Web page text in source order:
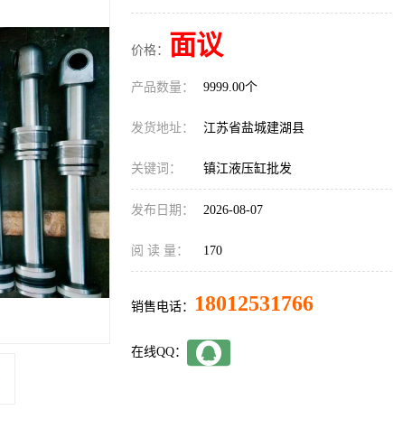
价格： 面议
产品数量： 9999.00个
发货地址： 江苏省盐城建湖县
关键词： 镇江液压缸批发
发布日期： 2026-08-07
阅 读 量： 170
销售电话： 18012531766
在线QQ：